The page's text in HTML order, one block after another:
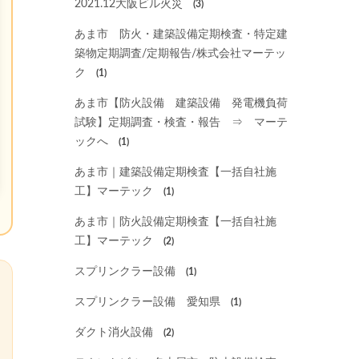
2021.12大阪ビル火災 (3)
あま市 防火・建築設備定期検査・特定建
築物定期調査/定期報告/株式会社マーテッ
ク
(1)
あま市【防火設備 建築設備 発電機負荷
試験】定期調査・検査・報告 ⇒ マーテ
ックへ
(1)
あま市｜建築設備定期検査【一括自社施
工】マーテック
(1)
あま市｜防火設備定期検査【一括自社施
工】マーテック
(2)
スプリンクラー設備 (1)
スプリンクラー設備 愛知県 (1)
ダクト消火設備 (2)